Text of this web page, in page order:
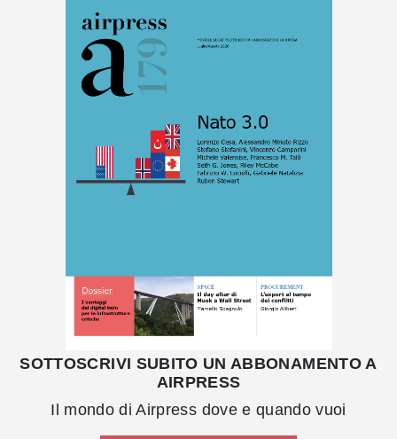
SOTTOSCRIVI SUBITO UN ABBONAMENTO A
AIRPRESS
Il mondo di Airpress dove e quando vuoi